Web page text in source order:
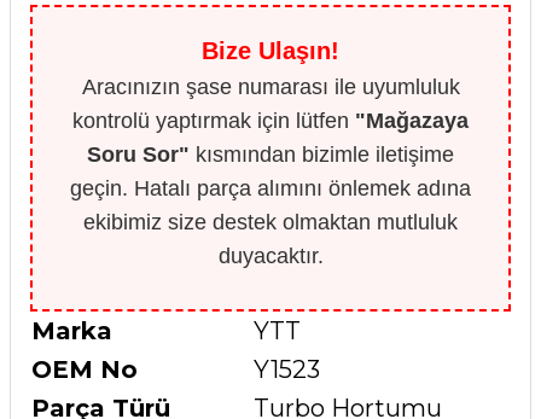
Bize Ulaşın!
Aracınızın şase numarası ile uyumluluk
kontrolü yaptırmak için lütfen "Mağazaya
Soru Sor" kısmından bizimle iletişime
geçin. Hatalı parça alımını önlemek adına
ekibimiz size destek olmaktan mutluluk
duyacaktır.
Marka
YTT
OEM No
Y1523
Parça Türü
Turbo Hortumu